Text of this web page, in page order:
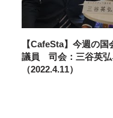
申し入れ
【CafeSta】今週の
議員 司会：三谷英弘
（2022.4.11）